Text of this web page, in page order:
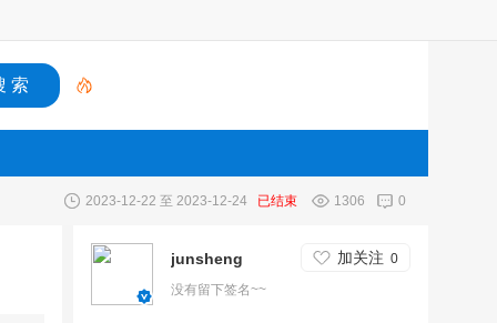
2023-12-22 至 2023-12-24 已结束 1306 0
junsheng 加关注 0
没有留下签名~~